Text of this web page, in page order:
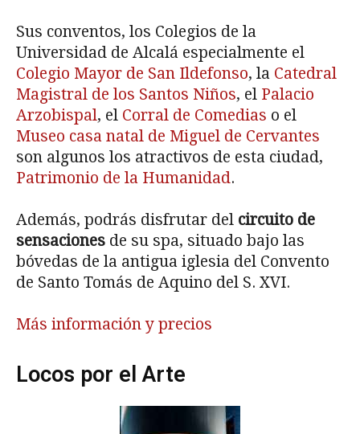
Sus conventos, los Colegios de la
Universidad de Alcalá especialmente el
Colegio Mayor de San Ildefonso, la Catedral
Magistral de los Santos Niños, el Palacio
Arzobispal, el Corral de Comedias o el
Museo casa natal de Miguel de Cervantes
son algunos los atractivos de esta ciudad,
Patrimonio de la Humanidad.
Además, podrás disfrutar del circuito de
sensaciones de su spa, situado bajo las
bóvedas de la antigua iglesia del Convento
de Santo Tomás de Aquino del S. XVI.
Más información y precios
Locos por el Arte